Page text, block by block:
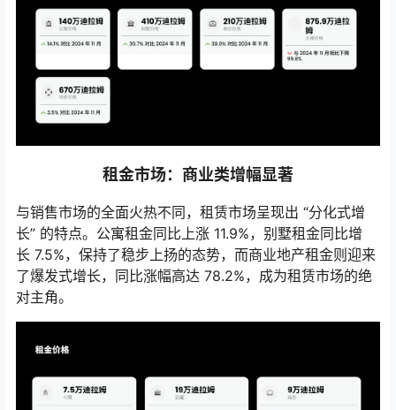
租金市场：商业类增幅显著
与销售市场的全面火热不同，租赁市场呈现出 “分化式增
长” 的特点。公寓租金同比上涨 11.9%，别墅租金同比增
长 7.5%，保持了稳步上扬的态势，而商业地产租金则迎来
了爆发式增长，同比涨幅高达 78.2%，成为租赁市场的绝
对主角。